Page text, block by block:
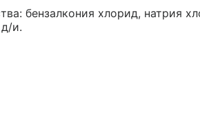
бензалкония хлорид, натрия
и.